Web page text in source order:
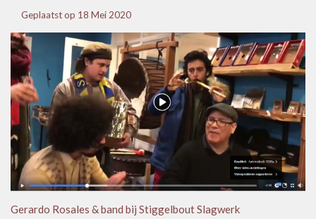
Geplaatst op 18 Mei 2020
Gerardo Rosales & band bij Stiggelbout Slagwerk